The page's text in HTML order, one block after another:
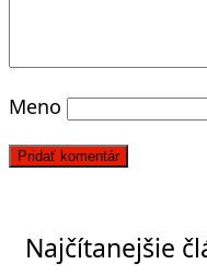
Meno
Najčítanejšie